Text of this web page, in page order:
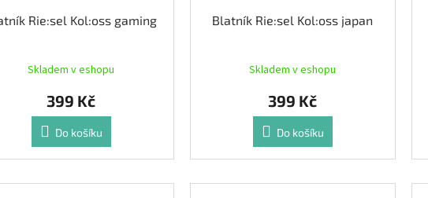
Rie:sel Kol:oss gaming
Skladem v eshopu
399 Kč
Do košíku
Blatník Rie:sel Kol:oss japan
Skladem v eshopu
399 Kč
Do košíku